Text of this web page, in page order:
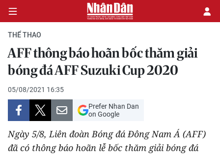
CHÍNH TRỊ
KINH TẾ
VĂN HÓA
XÃ HỘI
THỂ THAO
AFF thông báo hoãn bốc thăm giải
bóng đá AFF Suzuki Cup 2020
05/08/2021 16:35
Prefer Nhan Dan
on Google
Ngày 5/8, Liên đoàn Bóng đá Đông Nam Á (AFF)
đã có thông báo hoãn lễ bốc thăm giải bóng đá